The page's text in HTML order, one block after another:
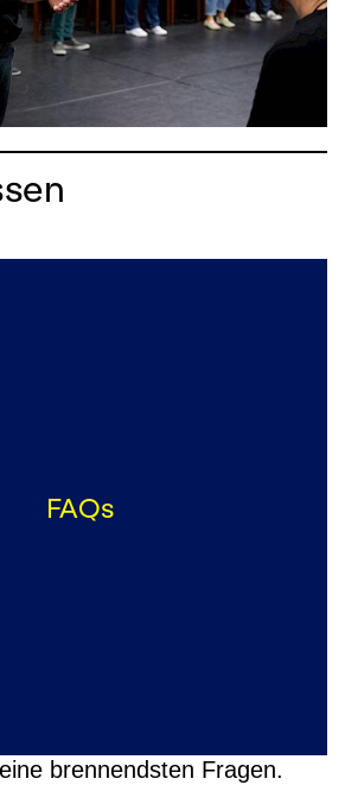
FAQs
brennendsten Fragen.